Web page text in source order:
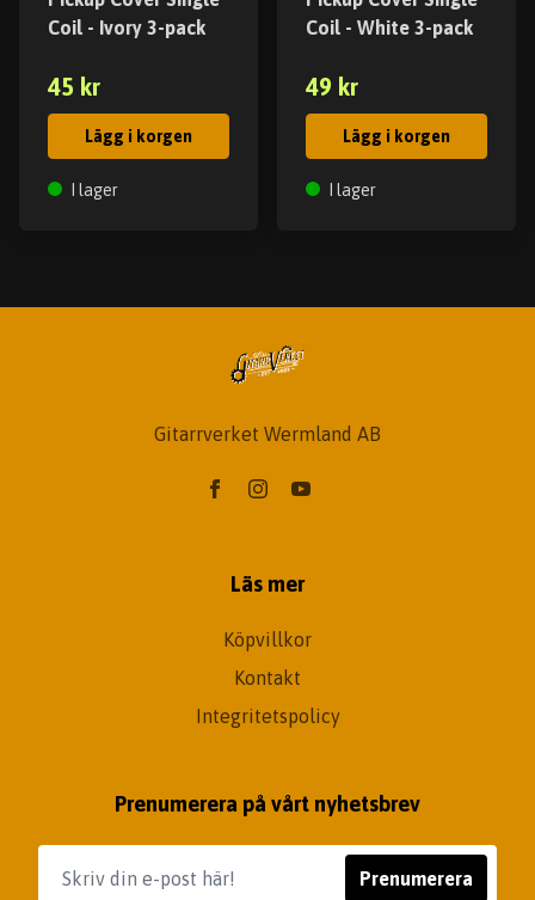
Coil - Ivory 3-pack
45 kr
Lägg i korgen
I lager
Coil - White 3-pack
49 kr
Lägg i korgen
I lager
Gitarrverket Wermland AB
Läs mer
Köpvillkor
Kontakt
Integritetspolicy
Prenumerera på vårt nyhetsbrev
Prenumerera